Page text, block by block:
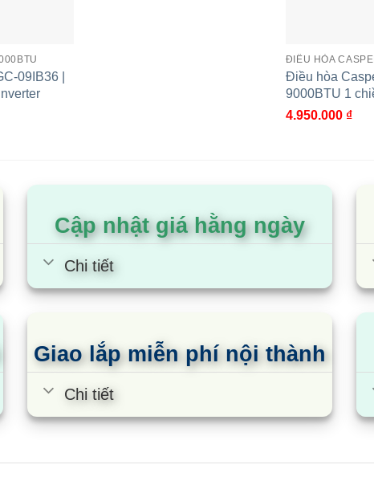
lễ
tiết kiệm điện, vận hành êm, phù hợp không gian nhỏ, thì
– Hà Nội
Bà Trưng – HN
Nghé, Quận 1, TP. HCM
Ga, Phường Đông Thọ, TP. Thanh Hóa
09IB36 |
ĐIỀU HÒA
Điều hòa
9000BTU 1
4.950.000 ₫
Cập nhật giá hằng ngày
Chi tiết
Giao lắp miễn phí nội thành
Chi tiết